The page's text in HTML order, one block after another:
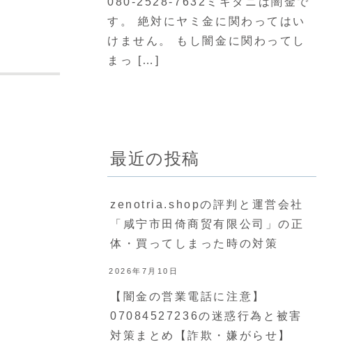
す。 絶対にヤミ金に関わってはい
けません。 もし闇金に関わってし
まっ […]
最近の投稿
zenotria.shopの評判と運営会社
「咸宁市田倚商贸有限公司」の正
体・買ってしまった時の対策
2026年7月10日
【闇金の営業電話に注意】
07084527236の迷惑行為と被害
対策まとめ【詐欺・嫌がらせ】